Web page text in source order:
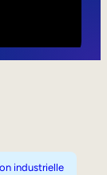
industrielle